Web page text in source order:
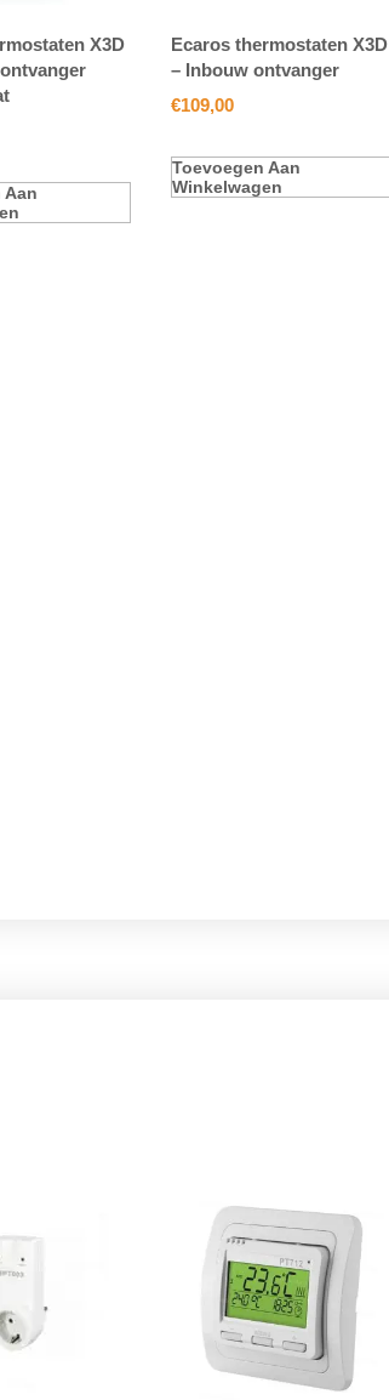
X3D
Aan
Ecaros thermostaten X3D
– Inbouw ontvanger
€109,00
Toevoegen Aan
Winkelwagen